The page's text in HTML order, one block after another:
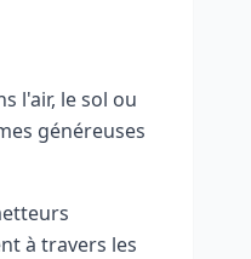
l'air, le sol ou
généreuses
à travers les